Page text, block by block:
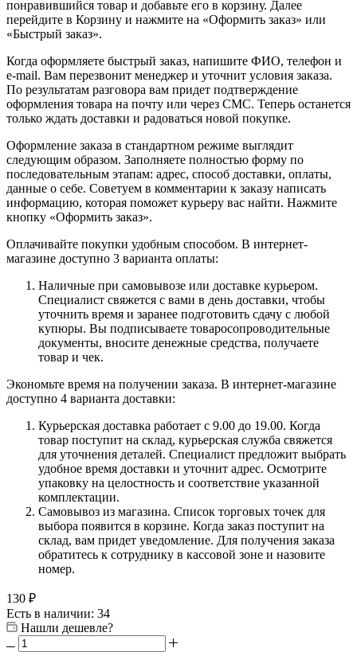
понравившийся товар и добавьте его в корзину. Далее
перейдите в Корзину и нажмите на «Оформить заказ» или
«Быстрый заказ».
Когда оформляете быстрый заказ, напишите ФИО, телефон и
e-mail. Вам перезвонит менеджер и уточнит условия заказа.
По результатам разговора вам придет подтверждение
оформления товара на почту или через СМС. Теперь останется
только ждать доставки и радоваться новой покупке.
Оформление заказа в стандартном режиме выглядит
следующим образом. Заполняете полностью форму по
последовательным этапам: адрес, способ доставки, оплаты,
данные о себе. Советуем в комментарии к заказу написать
информацию, которая поможет курьеру вас найти. Нажмите
кнопку «Оформить заказ».
Оплачивайте покупки удобным способом. В интернет-
магазине доступно 3 варианта оплаты:
Наличные при самовывозе или доставке курьером.
Специалист свяжется с вами в день доставки, чтобы
уточнить время и заранее подготовить сдачу с любой
купюры. Вы подписываете товаросопроводительные
документы, вносите денежные средства, получаете
товар и чек.
Экономьте время на получении заказа. В интернет-магазине
доступно 4 варианта доставки:
Курьерская доставка работает с 9.00 до 19.00. Когда
товар поступит на склад, курьерская служба свяжется
для уточнения деталей. Специалист предложит выбрать
удобное время доставки и уточнит адрес. Осмотрите
упаковку на целостность и соответствие указанной
комплектации.
Самовывоз из магазина. Список торговых точек для
выбора появится в корзине. Когда заказ поступит на
склад, вам придет уведомление. Для получения заказа
обратитесь к сотруднику в кассовой зоне и назовите
номер.
130 ₽
Есть в наличии: 34
Нашли дешевле?